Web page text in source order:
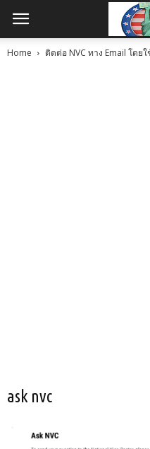
Home ติดต่อ NVC ทาง Email โด
ask nvc